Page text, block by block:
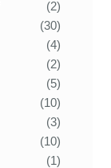
(2)
(30)
(4)
(2)
(5)
(10)
(3)
(10)
(1)